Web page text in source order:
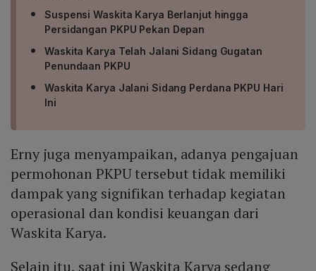
Suspensi Waskita Karya Berlanjut hingga
Persidangan PKPU Pekan Depan
Waskita Karya Telah Jalani Sidang Gugatan
Penundaan PKPU
Waskita Karya Jalani Sidang Perdana PKPU Hari
Ini
Erny juga menyampaikan, adanya pengajuan
permohonan PKPU tersebut tidak memiliki
dampak yang signifikan terhadap kegiatan
operasional dan kondisi keuangan dari
Waskita Karya.
Selain itu, saat ini Waskita Karya sedang